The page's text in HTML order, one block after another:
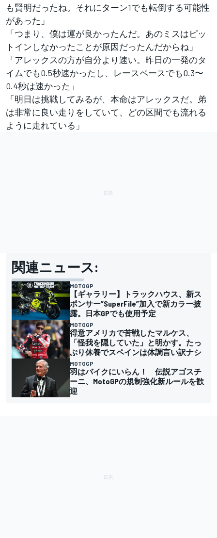
も賢明だったね。それにターン1でも転倒する可能性
があった」
「つまり、僕は運が良かったんだ。あのミスはピッ
トインしなかったことが原因だったんだからね」
「アレックスの方が自分より速い。昨日の一発のタ
イムでも0.5秒速かったし、レースペースでも0.3〜
0.4秒は速かった」
「明日は挑戦してみるが、本命はアレックスだ。弟
は非常に良い走りをしていて、どの区間でも流れる
ように走れている」
関連ニュース:
MOTOGP
【ギャラリー】トラックハウス、新ス
ポンサー”SuperFile”加入で新カラー披
露。日本GPでも使用予定
MOTOGP
得意アメリカで苦戦したマルケス、
「怪我を隠していた」と明かす。たっ
ぷり休養でスペインは体調言い訳ナシ
MOTOGP
羽はバイクにいらん！ 伝説アゴスチ
ーニ、MotoGPの規制強化新ルールを歓
迎